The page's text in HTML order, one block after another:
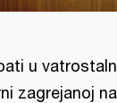
u
zagrejanoj